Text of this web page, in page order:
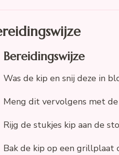
Bereidingswijze
Was de kip en snij deze in
Meng dit vervolgens met
Rijg de stukjes kip aan de
Bak de kip op een grillplaat